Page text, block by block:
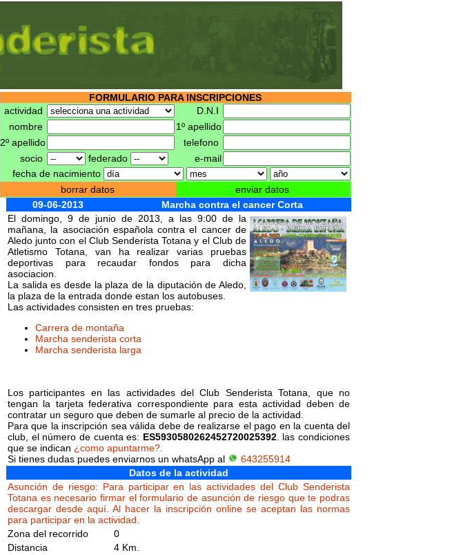
FORMULARIO PARA INSCRIPCIONES
actividad
D.N.I
nombre
1º apellido
2º apellido
telefono
socio
federado
e-mail
fecha de nacimiento
borrar datos
enviar datos
09-06-2013
Marcha contra el cancer Corta
El domingo, 9 de junio de 2013, a las 9:00 de la
mañana, la asociación española contra el cancer de
Aledo junto con el Club Senderista Totana y el Club de
Atletismo Totana, van ha realizar varias pruebas
deportivas para recaudar fondos para dicha
asociacion.
La salida es desde la plaza de la diputación de Aledo,
la plaza de la entrada donde estan los autobuses.
Las actividades consisten en tres pruebas:
Carrera de montaña
Marcha senderista corta
Marcha senderista larga
Los participantes en las actividades del Club Senderista Totana, que no
tengan la tarjeta federativa correspondiente para esta actividad deben de
contratar un seguro que deben de sumarle al precio de la actividad.
Para que la inscripción sea válida debe de realizarse el pago en la cuenta del
club, el número de cuenta es: ES5930580262452720025392. las condiciones
que se indican ¿como apuntarme?.
Si tienes dudas puedes enviarnos un whatsApp al
643255914
Datos de la actividad
Asunción de riesgo: Para participar en las actividades del Club Senderista
Totana es necesario firmar el formulario de asunción de riesgo que te podras
descargar desde aquí. Al hacer la inscripción online se aceptan las normas
para participar en la actividad.
Zona del recorrido
0
Distancia
4 Km.